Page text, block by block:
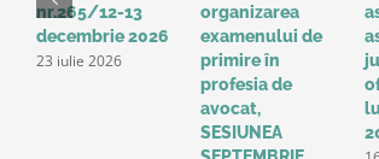
nr.265/12-13
decembrie 2026
23 iulie 2026
organizarea
examenului de
primire în
profesia de
avocat,
SESIUNEA